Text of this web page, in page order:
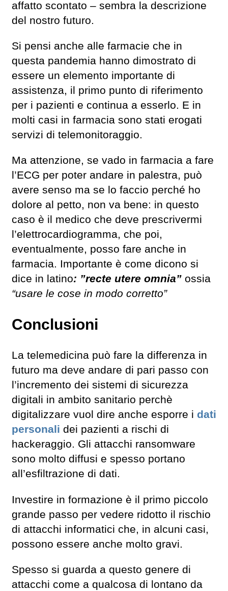
affatto scontato – sembra la descrizione
del nostro futuro.
Si pensi anche alle farmacie che in
questa pandemia hanno dimostrato di
essere un elemento importante di
assistenza, il primo punto di riferimento
per i pazienti e continua a esserlo. E in
molti casi in farmacia sono stati erogati
servizi di telemonitoraggio.
Ma attenzione, se vado in farmacia a fare
l’ECG per poter andare in palestra, può
avere senso ma se lo faccio perché ho
dolore al petto, non va bene: in questo
caso è il medico che deve prescrivermi
l’elettrocardiogramma, che poi,
eventualmente, posso fare anche in
farmacia. Importante è come dicono si
dice in latino: ”recte utere omnia” ossia
“usare le cose in modo corretto”
Conclusioni
La telemedicina può fare la differenza in
futuro ma deve andare di pari passo con
l’incremento dei sistemi di sicurezza
digitali in ambito sanitario perchè
digitalizzare vuol dire anche esporre i dati
personali dei pazienti a rischi di
hackeraggio. Gli attacchi ransomware
sono molto diffusi e spesso portano
all’esfiltrazione di dati.
Investire in formazione è il primo piccolo
grande passo per vedere ridotto il rischio
di attacchi informatici che, in alcuni casi,
possono essere anche molto gravi.
Spesso si guarda a questo genere di
attacchi come a qualcosa di lontano da